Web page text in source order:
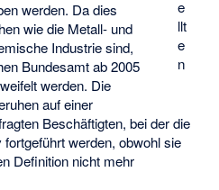
e
llt
e
n
werden. Da dies
wie die Metall- und
Industrie sind,
Bundesamt ab 2005
werden. Die
auf einer
Beschäftigten, bei der die
werden, obwohl sie
Definition nicht mehr